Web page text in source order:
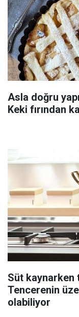
Asla doğru
Keki fırından
Süt kaynarken
Tencerenin
olabiliyor